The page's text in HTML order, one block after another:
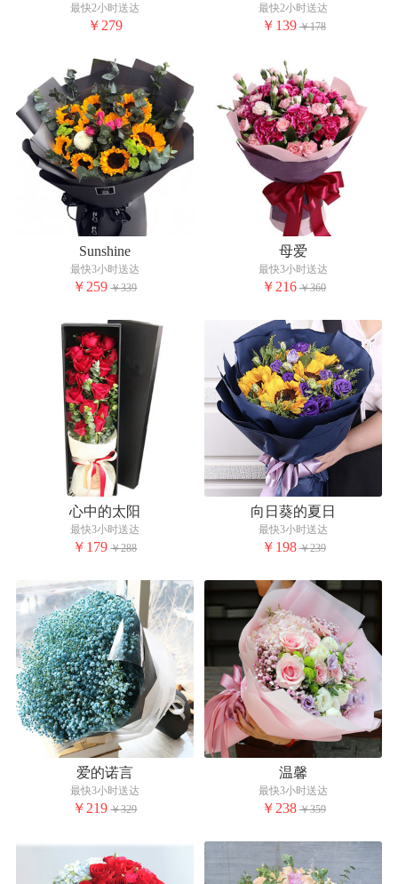
最快2小时送达
￥279
最快2小时送达
￥139 ￥178
Sunshine
最快3小时送达
￥259 ￥339
母爱
最快3小时送达
￥216 ￥360
心中的太阳
最快3小时送达
￥179 ￥288
向日葵的夏日
最快3小时送达
￥198 ￥239
爱的诺言
最快3小时送达
￥219 ￥329
温馨
最快3小时送达
￥238 ￥359